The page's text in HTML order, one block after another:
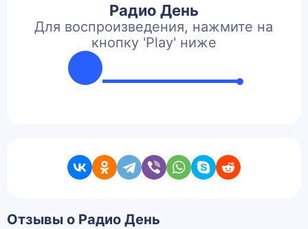
Радио День
Для воспроизведения, нажмите на
кнопку 'Play' ниже
Отзывы о Радио День